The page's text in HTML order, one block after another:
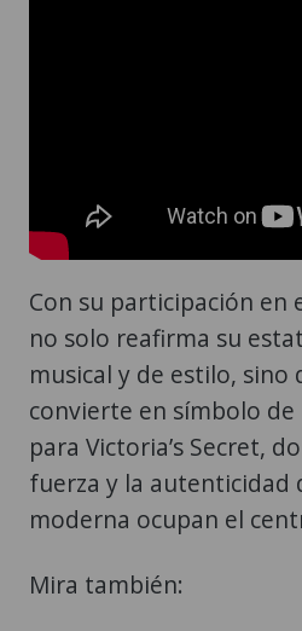
Con su participación en
no solo reafirma su
musical y de estilo, sino
convierte en símbolo de
para Victoria’s Secret,
fuerza y la autenticidad
moderna ocupan el
Mira también: